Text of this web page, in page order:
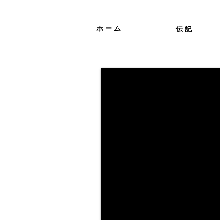
ホ ー ム 伝 記